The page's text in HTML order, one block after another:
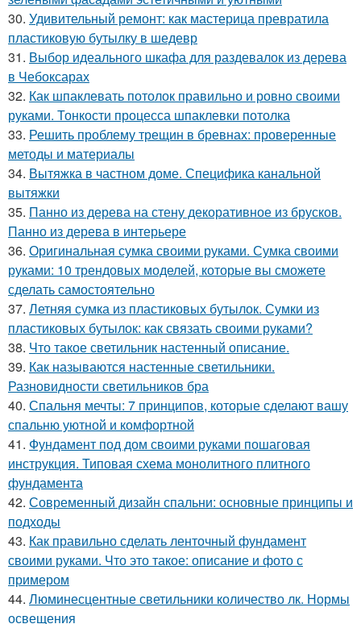
30. Удивительный ремонт: как мастерица превратила
пластиковую бутылку в шедевр
31. Выбор идеального шкафа для раздевалок из дерева
в Чебоксарах
32. Как шпаклевать потолок правильно и ровно своими
руками. Тонкости процесса шпаклевки потолка
33. Решить проблему трещин в бревнах: проверенные
методы и материалы
34. Вытяжка в частном доме. Специфика канальной
вытяжки
35. Панно из дерева на стену декоративное из брусков.
Панно из дерева в интерьере
36. Оригинальная сумка своими руками. Сумка своими
руками: 10 трендовых моделей, которые вы сможете
сделать самостоятельно
37. Летняя сумка из пластиковых бутылок. Сумки из
пластиковых бутылок: как связать своими руками?
38. Что такое светильник настенный описание.
39. Как называются настенные светильники.
Разновидности светильников бра
40. Спальня мечты: 7 принципов, которые сделают вашу
спальню уютной и комфортной
41. Фундамент под дом своими руками пошаговая
инструкция. Типовая схема монолитного плитного
фундамента
42. Современный дизайн спальни: основные принципы и
подходы
43. Как правильно сделать ленточный фундамент
своими руками. Что это такое: описание и фото с
примером
44. Люминесцентные светильники количество лк. Нормы
освещения